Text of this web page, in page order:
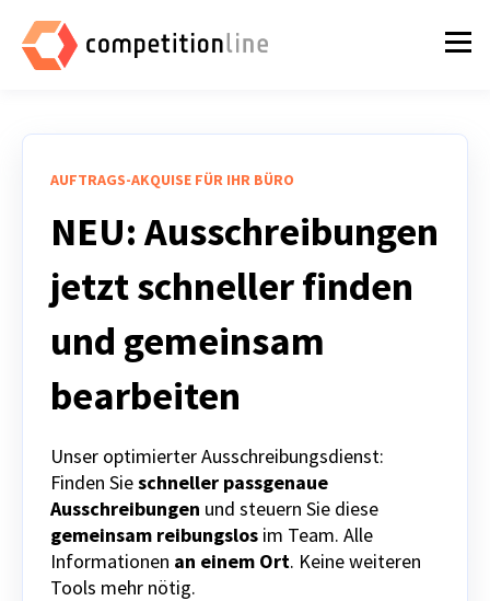
AUFTRAGS-AKQUISE FÜR IHR BÜRO
NEU: Ausschreibungen
jetzt schneller finden
und gemeinsam
bearbeiten
Unser optimierter Ausschreibungsdienst:
Finden Sieschneller passgenaue
Ausschreibungen und steuern Sie diese
gemeinsam reibungslos im Team. Alle
Informationen an einem Ort. Keine weiteren
Tools mehr nötig.